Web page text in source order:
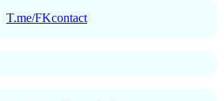
T.me/FKcontact